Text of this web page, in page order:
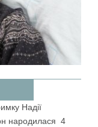
Надії
народилася 4